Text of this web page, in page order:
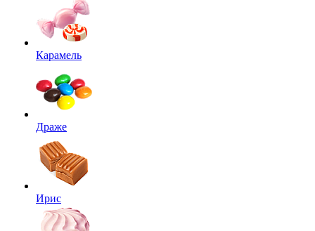
Карамель
Драже
Ирис